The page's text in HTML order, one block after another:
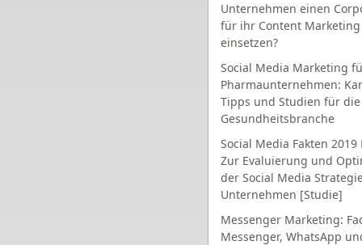
Unternehmen einen
für ihr Content Marketing
einsetzen?
Social Media Marketing
Pharmaunternehmen:
Tipps und Studien für die
Gesundheitsbranche
Social Media Fakten 2019
Zur Evaluierung und
der Social Media
Unternehmen [Studie]
Messenger Marketing:
Messenger, WhatsApp